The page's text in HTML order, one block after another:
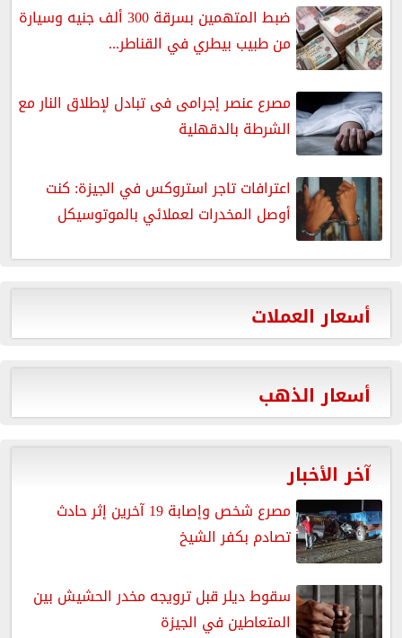
ضبط المتهمين بسرقة 300 ألف جنيه وسيارة
من طبيب بيطري في القناطر...
مصرع عنصر إجرامى فى تبادل لإطلاق النار مع
الشرطة بالدقهلية
اعترافات تاجر استروكس في الجيزة: كنت
أوصل المخدرات لعملائي بالموتوسيكل
أسعار العملات
أسعار الذهب
آخر الأخبار
مصرع شخص وإصابة 19 آخرين إثر حادث
تصادم بكفر الشيخ
سقوط ديلر قبل ترويجه مخدر الحشيش بين
المتعاطين في الجيزة